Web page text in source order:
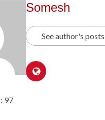
Somesh
See author's posts
97